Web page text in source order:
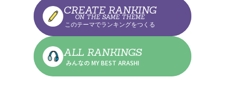
CLOSE
CREATE RANKING
ON THE SAME THEME
このテーマでランキングをつくる
ALL RANKINGS
みんなの MY BEST ARASHI